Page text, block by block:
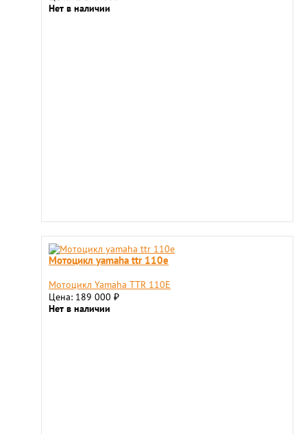
Нет в наличии
Мотоцикл yamaha ttr 110e
Мотоцикл Yamaha TTR 110E
Цена: 189 000 ₽
Нет в наличии